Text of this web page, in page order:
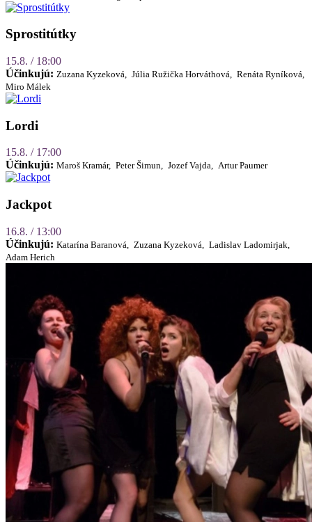
Sprostitútky
15.8. / 18:00
Účinkujú: Zuzana Kyzeková, Júlia Ružička Horváthová, Renáta Ryníková,
Miro Málek
Lordi
15.8. / 17:00
Účinkujú: Maroš Kramár, Peter Šimun, Jozef Vajda, Artur Paumer
Jackpot
16.8. / 13:00
Účinkujú: Katarína Baranová, Zuzana Kyzeková,
Ladislav Ladomirjak,
Adam Herich